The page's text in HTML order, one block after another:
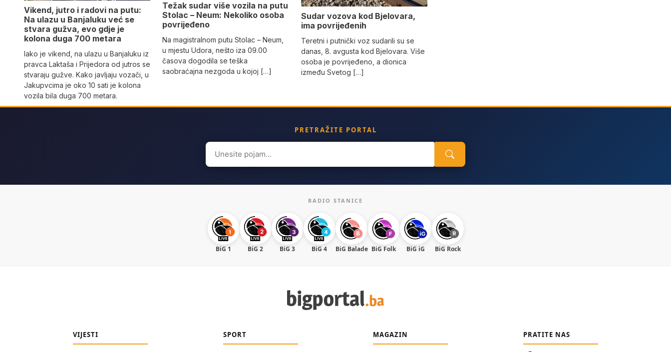
Vikend, jutro i radovi na putu:
Na ulazu u Banjaluku već se
stvara gužva, evo gdje je
kolona duga 700 metara
Iako je vikend, na ulazu u Banjaluku iz
pravca Laktaša i Prijedora od jutros se
stvaraju gužve. Kako javljaju vozači, u
Jakupvcima je oko 10 sati je kolona
vozila bila duga 700 metara.
Težak sudar više vozila na putu
Stolac – Neum: Nekoliko osoba
povrijeđeno
Na magistralnom putu Stolac – Neum,
u mjestu Udora, nešto iza 09.00
časova dogodila se teška
saobraćajna nezgoda u kojoj […]
Sudar vozova kod Bjelovara,
ima povrijeđenih
Teretni i putnički voz sudarili su se
danas, 8. avgusta kod Bjelovara. Više
osoba je povrijeđeno, a dionica
između Svetog […]
PRETRAŽITE PORTAL
Search
for:
RADIO STANICE
BiG 1 BiG 2 BiG 3 BiG 4 BiG Balade BiG Folk BiG iG BiG Rock
VIJESTI SPORT MAGAZIN PRATITE NAS